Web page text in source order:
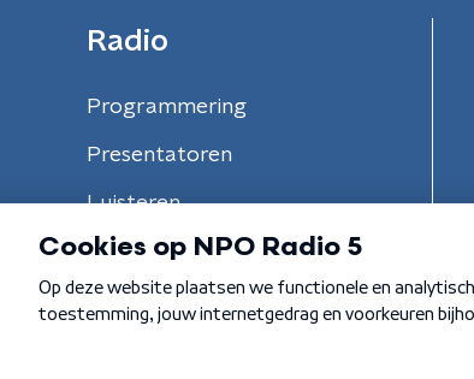
Radio
Programmering
Presentatoren
Luisteren
Algemene voorwaarden Privacybeleid